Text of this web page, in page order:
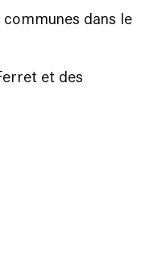
dans le
et des